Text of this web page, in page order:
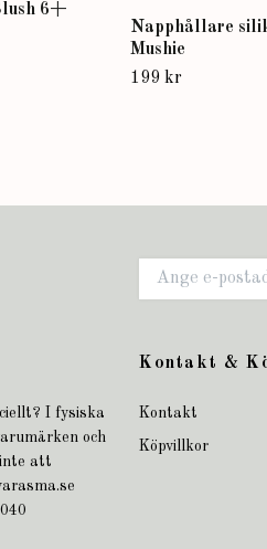
6+
Napphållare
Mushie
199 kr
I fysiska
och
att
Kontakt &
Kontakt
Köpvillkor